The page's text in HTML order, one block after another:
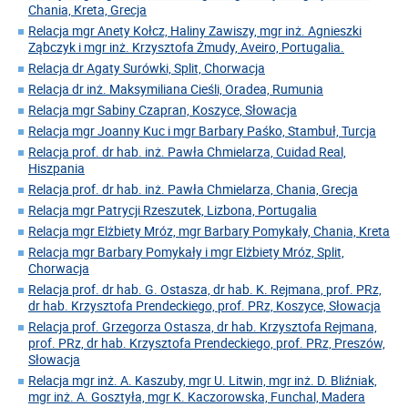
Chania, Kreta, Grecja
Relacja mgr Anety Kołcz, Haliny Zawiszy, mgr inż. Agnieszki
Ząbczyk i mgr inż. Krzysztofa Żmudy, Aveiro, Portugalia.
Relacja dr Agaty Surówki, Split, Chorwacja
Relacja dr inż. Maksymiliana Cieśli, Oradea, Rumunia
Relacja mgr Sabiny Czapran, Koszyce, Słowacja
Relacja mgr Joanny Kuc i mgr Barbary Paśko, Stambuł, Turcja
Relacja prof. dr hab. inż. Pawła Chmielarza, Cuidad Real,
Hiszpania
Relacja prof. dr hab. inż. Pawła Chmielarza, Chania, Grecja
Relacja mgr Patrycji Rzeszutek, Lizbona, Portugalia
Relacja mgr Elżbiety Mróz, mgr Barbary Pomykały, Chania, Kreta
Relacja mgr Barbary Pomykały i mgr Elżbiety Mróz, Split,
Chorwacja
Relacja prof. dr hab. G. Ostasza, dr hab. K. Rejmana, prof. PRz,
dr hab. Krzysztofa Prendeckiego, prof. PRz, Koszyce, Słowacja
Relacja prof. Grzegorza Ostasza, dr hab. Krzysztofa Rejmana,
prof. PRz, dr hab. Krzysztofa Prendeckiego, prof. PRz, Preszów,
Słowacja
Relacja mgr inż. A. Kaszuby, mgr U. Litwin, mgr inż. D. Bliźniak,
mgr inż. A. Gosztyła, mgr K. Kaczorowska, Funchal, Madera